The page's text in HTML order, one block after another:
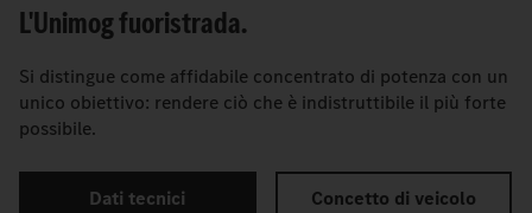
L'Unimog fuoristrada.
Si distingue come affidabile concentrato di potenza con un
unico obiettivo: rendere ciò che è indistruttibile il più forte
possibile.
Dati tecnici Concetto di veicolo